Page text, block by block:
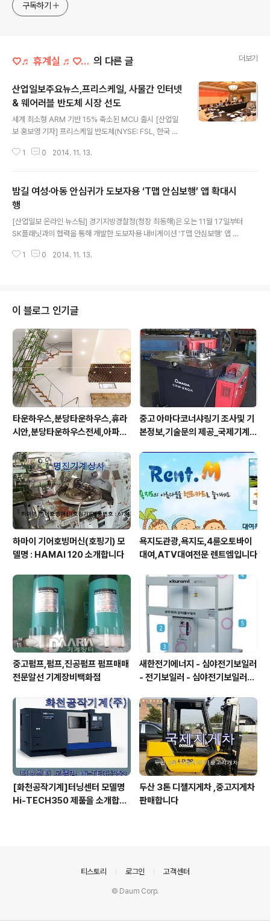
구독하기
♡♬ 휴계실 ♬♡/정보마당 의 다른 글 더보기
산업일보주요뉴스,프리스케일, 사물간 인터넷
& 웨어러블 반도체 시장 선도
세계 최소형 ARM 기반 15% 축소된 MCU 출시 [산업일
보 홍보영 기자] 프리스케일 반도체(NYSE: FSL, 한국 지
간 인터넷과 웨어러블 시장에서 경쟁력을 높이기 위해 차
최근 ARM® 기술을 기반으로 하는 세계에서 가장 작으며
최고의 에너지 효율성을 자랑하는 32비트 MCU, 키네티
스 KL03 MCU를 도입해 키네티스 미니 포트폴리오를 혁
신적으로 확장한 제품을 선보였다. 키네티스 KL03 MCU
운 기능, 첨단 통합성, 더 뛰어난 사용 편의성을 추가했으며
1 0 2014. 11. 13.
밤길 여성·아동 안심귀가 도보자용 ‘T맵 안심보행’ 앱 확대시
행
[산업일보 온라인 뉴스팀] 경기지방경찰청(청장 최동해)은 오는 11월 17일부터
SK플래닛과의 협력을 통해 개발한 도보자용 내비게이션 ‘T맵 안심보행’ 앱 서
SK플래닛 (사장 서진우)은, 지난해 11월 사회적 약자인 여성․아동 등이 밤길에
앱 다운로드 수 41,466건(시흥시 여성․아동인구의 약 1/4 수준), 월 사용자 18,
394명을 기록할 정도로 사용자들의 호평을 받았으며, 중국 공영방송..
1 0 2014. 11. 13.
이 블로그 인기글
타운하우스,분당타운하우스,휴라
시안,분당타운하우스전세,아파트
중고 아마다코너샤링기 조사및 기
본정보,기술문의 제공_국제기계연
하마이 기어호빙머신(호핑기) 모
델명 : HAMAI 120 소개합니다
욕지도관광,욕지도,4륜오토바이
대여,ATV대여전문 렌트엠입니다
중고펌프,펌프,진공펌프 펌프매매
전문알선 기계장비백화점
새한전기에너지 - 심야전기보일러
- 전기보일러 - 심야전기보일러가
비교
[화천공작기계]터닝센터 모델명
Hi-TECH350 제품을 소개합니
두산 3톤 디젤지게차 ,중고지게차
판매합니다
티스토리 로그인 고객센터
© Daum Corp.